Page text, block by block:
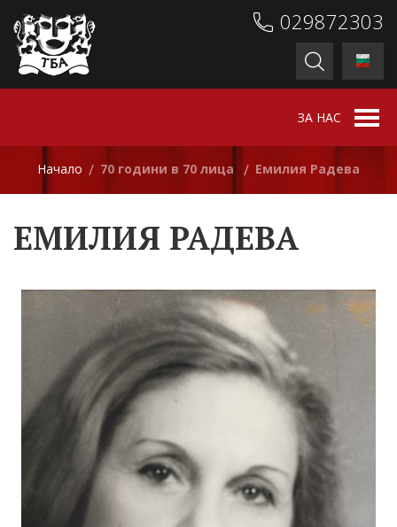
029872303
ЗА НАС
Начало / 70 години в 70 лица / Емилия Радева
ЕМИЛИЯ РАДЕВА